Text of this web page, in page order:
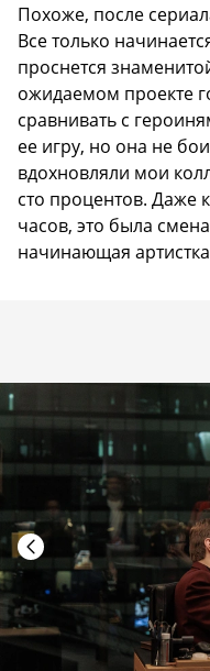
Похоже, после
Все только
проснется
ожидаемом проекте
сравнивать с
ее игру, но она не
вдохновляли мои
сто процентов. Даже
часов, это была
начинающая